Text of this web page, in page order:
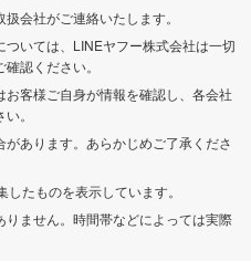
会社がご連絡いたします。
いては、LINEヤフー株式会社は一切
認ください。
客様ご自身が情報を確認し、各会社
。
あります。あらかじめご了承くださ
たものを表示しています。
ません。時間帯などによっては実際